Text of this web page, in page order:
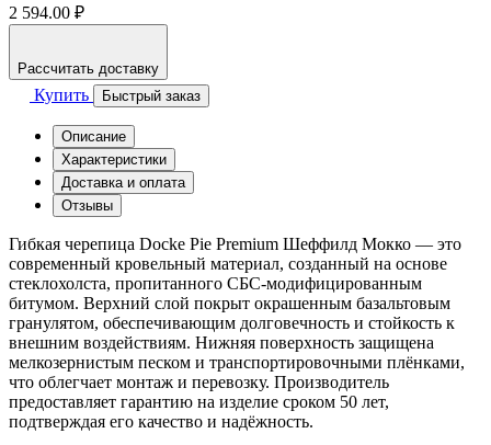
2 594.00 ₽
Рассчитать доставку
Купить Быстрый заказ
Описание
Характеристики
Доставка и оплата
Отзывы
Гибкая черепица Docke Pie Premium Шеффилд Мокко — это
современный кровельный материал, созданный на основе
стеклохолста, пропитанного СБС-модифицированным
битумом. Верхний слой покрыт окрашенным базальтовым
гранулятом, обеспечивающим долговечность и стойкость к
внешним воздействиям. Нижняя поверхность защищена
мелкозернистым песком и транспортировочными плёнками,
что облегчает монтаж и перевозку. Производитель
предоставляет гарантию на изделие сроком 50 лет,
подтверждая его качество и надёжность.